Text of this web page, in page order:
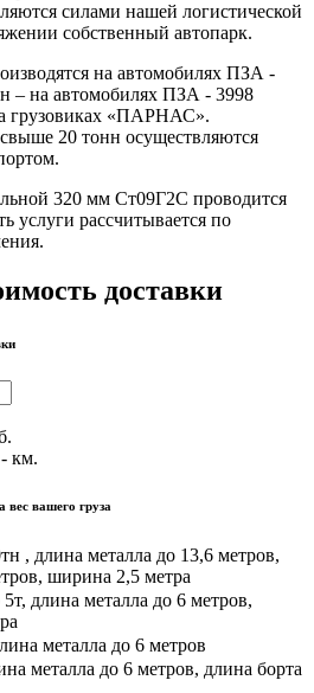
силами нашей логистической
собственный автопарк.
на автомобилях ПЗА -
– на автомобилях ПЗА - 3998
грузовиках «ПАРНАС».
20 тонн осуществляются
320 мм Ст09Г2С проводится
услуги рассчитывается по
доставки
- км.
вес вашего груза
, длина металла до 13,6 метров,
ширина 2,5 метра
длина металла до 6 метров,
металла до 6 метров
металла до 6 метров, длина борта